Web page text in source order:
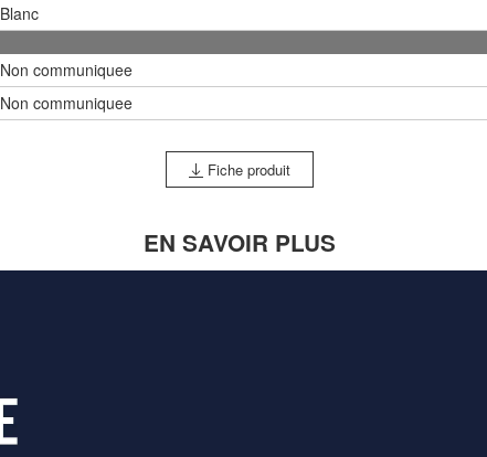
Blanc
Non communiquee
Non communiquee
Fiche produit
EN SAVOIR PLUS